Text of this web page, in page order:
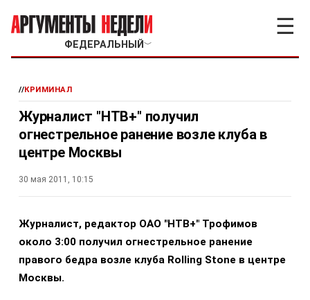
ФЕДЕРАЛЬНЫЙ ﹀
☰
//КРИМИНАЛ
Журналист "НТВ+" получил
огнестрельное ранение возле клуба в
центре Москвы
30 мая 2011, 10:15
Журналист, редактор ОАО "НТВ+" Трофимов
около 3:00 получил огнестрельное ранение
правого бедра возле клуба Rolling Stone в центре
Москвы.